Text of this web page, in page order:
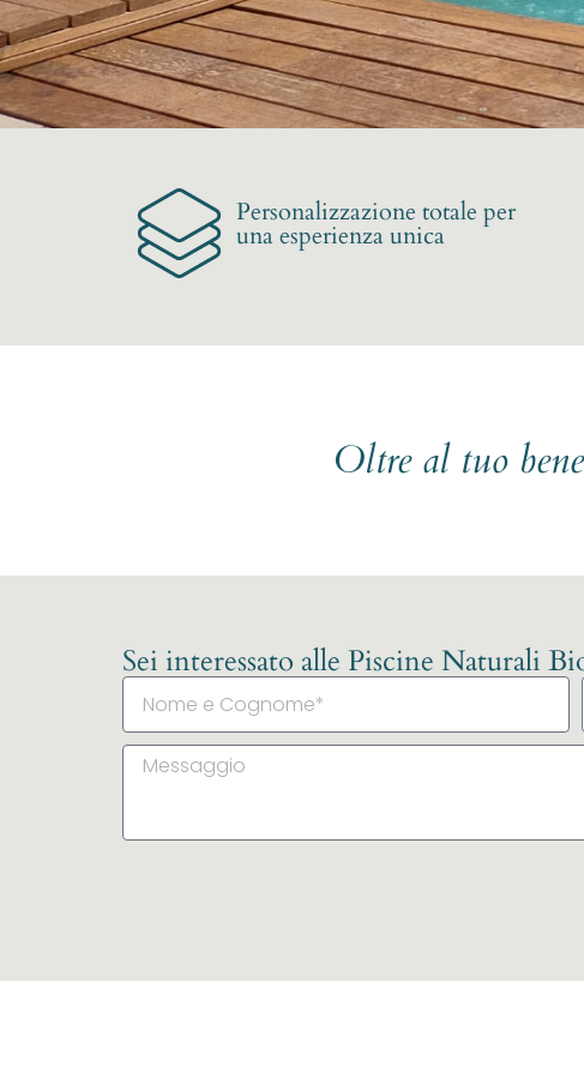
Personalizzazione totale per
una esperienza unica
Oltre al tuo
Sei interessato alle Piscine Naturali